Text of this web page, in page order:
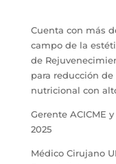
Cuenta con más
campo de la
de
para reducción
nutricional con
Gerente ACICME
2025
Médico Cirujano